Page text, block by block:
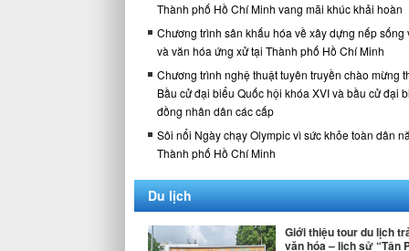
Thành phố Hồ Chí Minh vang mãi khúc khải hoàn
Chương trình sân khấu hóa về xây dựng nếp sống
và văn hóa ứng xử tại Thành phố Hồ Chí Minh
Chương trình nghệ thuật tuyên truyền chào mừng
Bầu cử đại biểu Quốc hội khóa XVI và bầu cử đại
đồng nhân dân các cấp
Sôi nổi Ngày chạy Olympic vì sức khỏe toàn dân
Thành phố Hồ Chí Minh
Thành phố Hồ Chí Minh diễu hành xe hoa, xe loa
truyền chào mừng bầu cử đại biểu Quốc hội khóa
biểu Hội đồng nhân dân các cấp nhiệm kỳ 2026 –
Sôi nổi chuỗi chương trình văn nghệ tuyên truyền
Du lịch
Giới thiệu tour du lịch
văn hóa – lịch sử “Tân